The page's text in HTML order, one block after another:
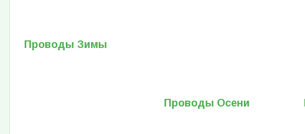
Проводы Зимы
Проводы Осени